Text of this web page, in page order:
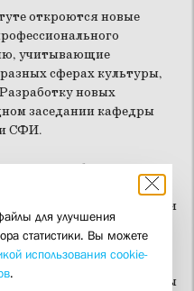
откроются новые
учитывающие
сферах культуры,
новых
заседании кафедры
СФИ.
на наш факультет,
в
но и успешно применяли
деятельности, —
религиоведения
Маргарита Васильевна
чтобы эти программы
для улучшения
статистики. Вы можете
использования cookie-
.